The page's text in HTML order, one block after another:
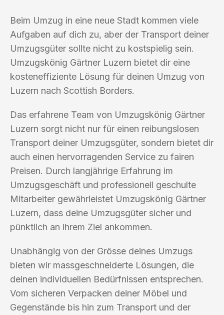
Beim Umzug in eine neue Stadt kommen viele
Aufgaben auf dich zu, aber der Transport deiner
Umzugsgüter sollte nicht zu kostspielig sein.
Umzugskönig Gärtner Luzern bietet dir eine
kosteneffiziente Lösung für deinen Umzug von
Luzern nach Scottish Borders.
Das erfahrene Team von Umzugskönig Gärtner
Luzern sorgt nicht nur für einen reibungslosen
Transport deiner Umzugsgüter, sondern bietet dir
auch einen hervorragenden Service zu fairen
Preisen. Durch langjährige Erfahrung im
Umzugsgeschäft und professionell geschulte
Mitarbeiter gewährleistet Umzugskönig Gärtner
Luzern, dass deine Umzugsgüter sicher und
pünktlich an ihrem Ziel ankommen.
Unabhängig von der Grösse deines Umzugs
bieten wir massgeschneiderte Lösungen, die
deinen individuellen Bedürfnissen entsprechen.
Vom sicheren Verpacken deiner Möbel und
Gegenstände bis hin zum Transport und der